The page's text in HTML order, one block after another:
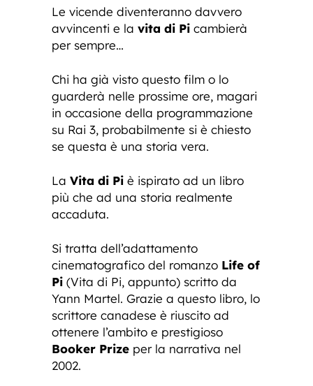
Le vicende diventeranno davvero
avvincenti e la vita di Pi cambierà
per sempre…
Chi ha già visto questo film o lo
guarderà nelle prossime ore, magari
in occasione della programmazione
su Rai 3, probabilmente si è chiesto
se questa è una storia vera.
La Vita di Pi è ispirato ad un libro
più che ad una storia realmente
accaduta.
Si tratta dell’adattamento
cinematografico del romanzo Life of
Pi (Vita di Pi, appunto) scritto da
Yann Martel. Grazie a questo libro, lo
scrittore canadese è riuscito ad
ottenere l’ambito e prestigioso
Booker Prize per la narrativa nel
2002.